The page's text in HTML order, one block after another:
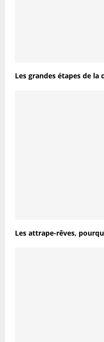
Les grandes étapes de la
Les attrape-rêves,